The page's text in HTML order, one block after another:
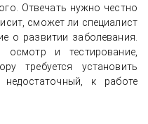
Отвечать нужно честно
сможет ли специалист
о развитии заболевания.
и тестирование,
требуется установить
к работе